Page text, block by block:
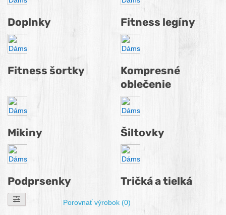
Doplnky Fitness legíny
Fitness šortky
Kompresné
oblečenie
Mikiny Šiltovky
Podprsenky Tričká a tielká
Zobraziť filtre Porovnať výrobok (0)